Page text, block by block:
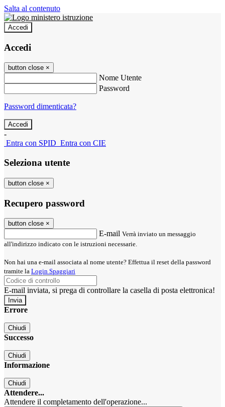
Salta al contenuto
Accedi
Accedi
button close ×
Nome Utente
Password
Password dimenticata?
-
Entra con SPID Entra con CIE
Seleziona utente
button close ×
Recupero password
button close ×
E-mail Verrà inviato un messaggio
all'indirizzo indicato con le istruzioni necessarie.
Non hai una e-mail associata al nome utente? Effettua il reset della password
tramite la Login Spaggiari
E-mail inviata, si prega di controllare la casella di posta elettronica!
Errore
Chiudi
Successo
Chiudi
Informazione
Chiudi
Attendere...
Attendere il completamento dell'operazione...